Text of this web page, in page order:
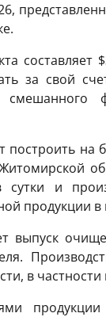
за свой
на
сутки и
продукции в
выпуск
в частности